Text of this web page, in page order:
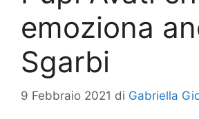
emoziona
Sgarbi
9 Febbraio 2021 di Gabriella